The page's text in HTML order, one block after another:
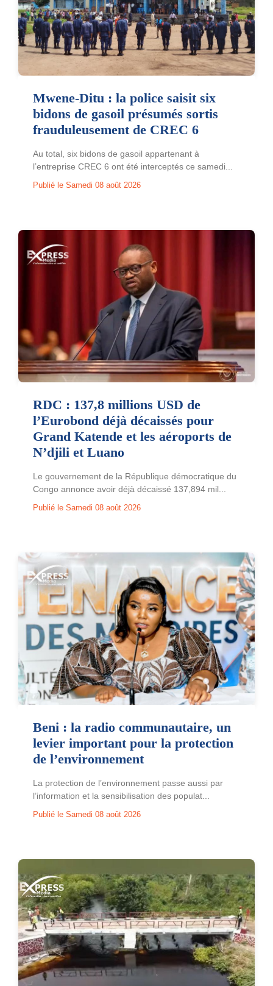
Mwene-Ditu : la police saisit six
bidons de gasoil présumés sortis
frauduleusement de CREC 6
Au total, six bidons de gasoil appartenant à
l’entreprise CREC 6 ont été interceptés ce samedi...
Publié le Samedi 08 août 2026
RDC : 137,8 millions USD de
l’Eurobond déjà décaissés pour
Grand Katende et les aéroports de
N’djili et Luano
Le gouvernement de la République démocratique du
Congo annonce avoir déjà décaissé 137,894 mil...
Publié le Samedi 08 août 2026
Beni : la radio communautaire, un
levier important pour la protection
de l’environnement
La protection de l’environnement passe aussi par
l’information et la sensibilisation des populat...
Publié le Samedi 08 août 2026